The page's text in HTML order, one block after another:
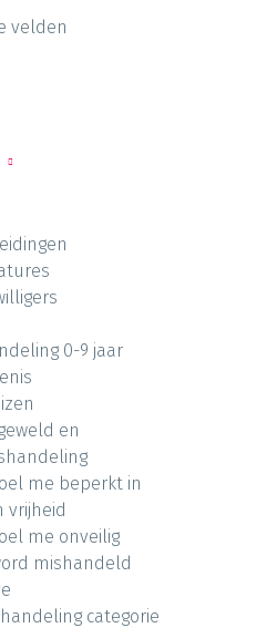
velden
0-9 jaar
en
me beperkt in
vrijheid
me onveilig
mishandeld
categorie